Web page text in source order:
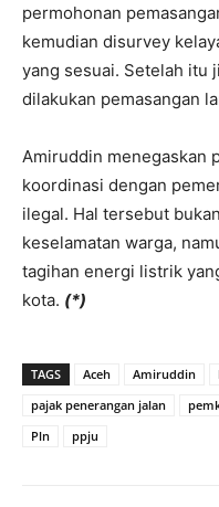
permohonan
kemudian disurvey
yang sesuai. Setelah itu
dilakukan pemasangan
Amiruddin menegaskan
koordinasi dengan
ilegal. Hal tersebut
keselamatan warga,
tagihan energi listrik
kota. (*)
TAGS Aceh Amiruddin
pajak penerangan jalan
Pln
ppju